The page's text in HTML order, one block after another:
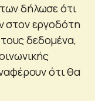
δήλωσε ότι
στον εργοδότη
δεδομένα,
ότι θα